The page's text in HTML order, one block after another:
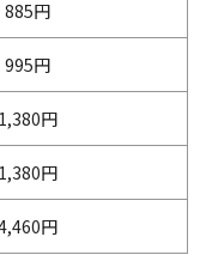
885円
995円
1,380円
1,380円
円